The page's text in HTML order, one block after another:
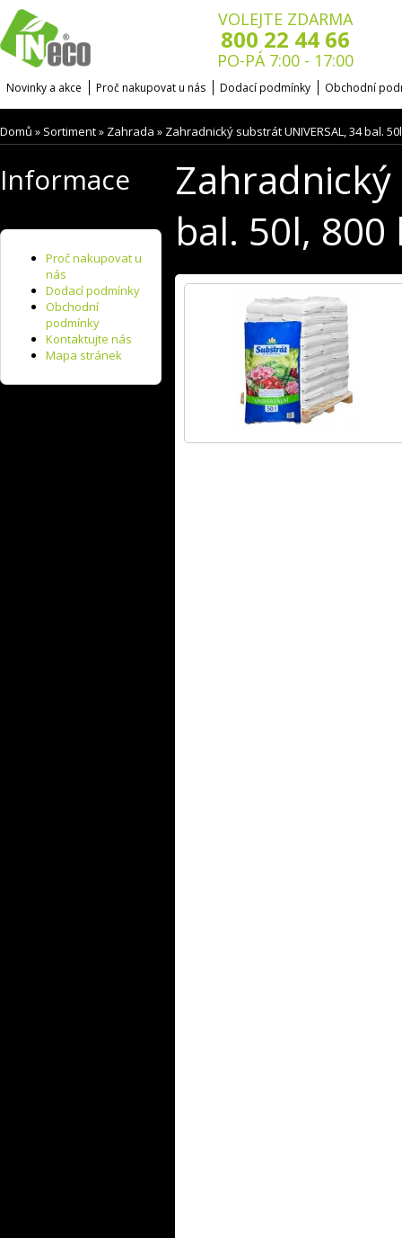
VOLEJTE ZDARMA
800 22 44 66
PO-PÁ 7:00 - 17:00
Novinky a akce Proč nakupovat u nás Dodací podmínky Obchodní
Domů » Sortiment» Zahrada » Zahradnický substrát UNIVERSAL, 34 bal.
Informace
Proč nakupovat u
nás
Dodací podmínky
Obchodní
podmínky
Kontaktujte nás
Mapa stránek
Zahradnický
bal. 50l, 800